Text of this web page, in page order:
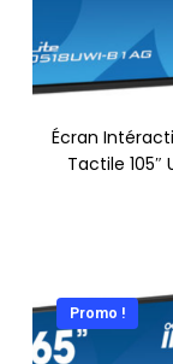
Écran
Tactile 105″
Promo !